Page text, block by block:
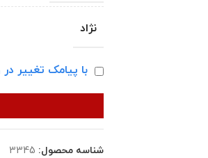
نژاد
با پیامک تغییر
شناسه محصول: 3345